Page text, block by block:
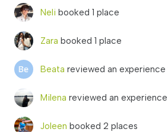
Neli booked 1 place
Zara booked 1 place
Beata reviewed an experience
Milena reviewed an
Joleen booked 2 places